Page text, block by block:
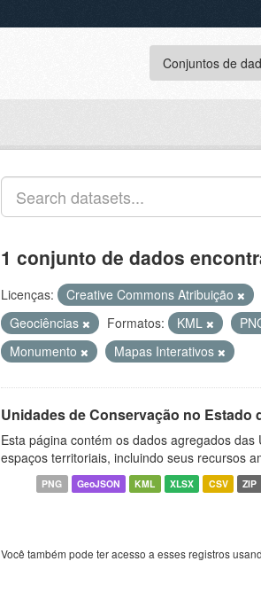
Conjuntos de
1 conjunto de dados
Licenças: Creative Commons Atribuição
Geociências
Formatos: KML
Monumento
Mapas Interativos
Unidades de Conservação no Estado
Esta página contém os dados agregados
espaços territoriais, incluindo seus recursos
PNG GeoJSON KML XLSX CSV ZIP
Você também pode ter acesso a esses registros